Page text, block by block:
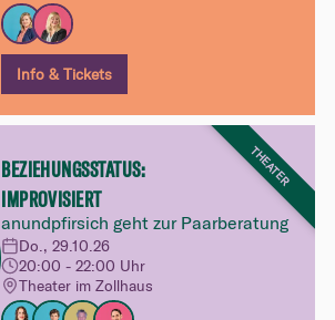
Info & Tickets
THEATER
BEZIEHUNGSSTATUS:
IMPROVISIERT
anundpfirsich geht zur Paarberatung
Do., 29.10.26
20:00 - 22:00 Uhr
Theater im Zollhaus